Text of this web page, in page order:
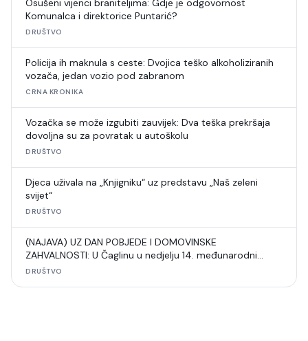
Osušeni vijenci braniteljima: Gdje je odgovornost
Komunalca i direktorice Puntarić?
DRUŠTVO
Policija ih maknula s ceste: Dvojica teško alkoholiziranih
vozača, jedan vozio pod zabranom
CRNA KRONIKA
Vozačka se može izgubiti zauvijek: Dva teška prekršaja
dovoljna su za povratak u autoškolu
DRUŠTVO
Djeca uživala na „Knjigniku“ uz predstavu „Naš zeleni
svijet“
DRUŠTVO
(NAJAVA) UZ DAN POBJEDE I DOMOVINSKE
ZAHVALNOSTI: U Čaglinu u nedjelju 14. međunarodni
šahovski turnir
DRUŠTVO